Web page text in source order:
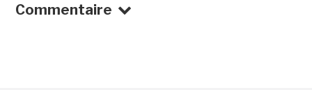
Commentaire